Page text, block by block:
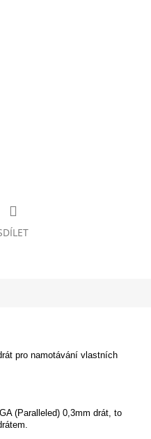
pro namotávání vlastních
(Paralleled) 0,3mm drát, to